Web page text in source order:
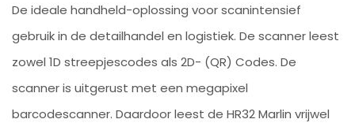
De ideale handheld-oplossing voor scanintensief
gebruik in de detailhandel en logistiek. De scanner leest
zowel 1D streepjescodes als 2D- (QR) Codes. De
scanner is uitgerust met een megapixel
barcodescanner. Daardoor leest de HR32 Marlin vrijwel